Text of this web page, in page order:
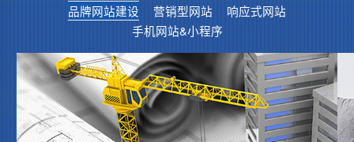
品牌网站建设 营销型网站
响应式网站
手机网站&小程序